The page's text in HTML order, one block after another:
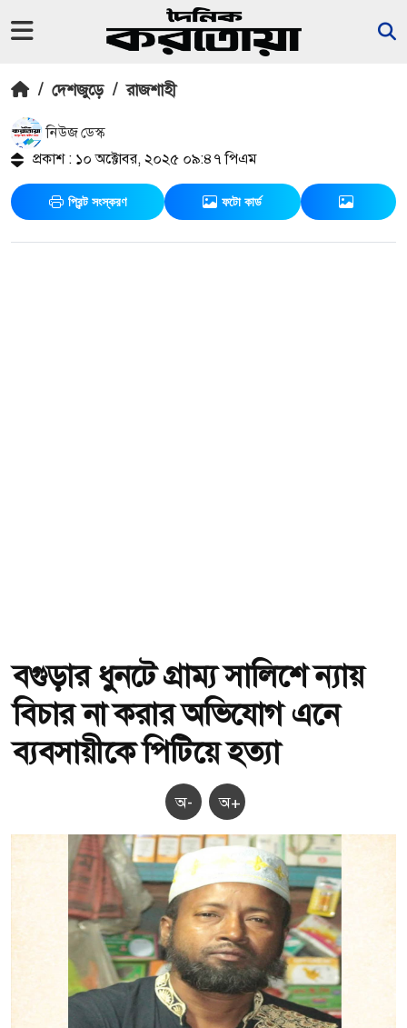
/ দেশজুড়ে / রাজশাহী
নিউজ ডেস্ক
প্রকাশ : ১০ অক্টোবর, ২০২৫ ০৯:৪৭ পিএম
প্রিন্ট সংস্করণ ফটো কার্ড
বগুড়ার ধুনটে গ্রাম্য সালিশে ন্যায়
বিচার না করার অভিযোগ এনে
ব্যবসায়ীকে পিটিয়ে হত্যা
অ- অ+